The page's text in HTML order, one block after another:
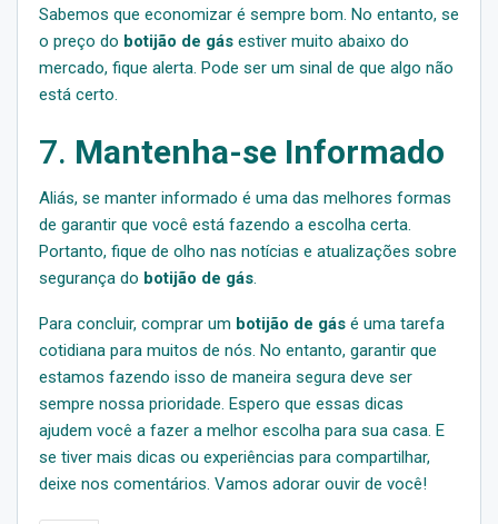
Sabemos que economizar é sempre bom. No entanto, se
o preço do botijão de gás estiver muito abaixo do
mercado, fique alerta. Pode ser um sinal de que algo não
está certo.
7. Mantenha-se Informado
Aliás, se manter informado é uma das melhores formas
de garantir que você está fazendo a escolha certa.
Portanto, fique de olho nas notícias e atualizações sobre
segurança do botijão de gás.
Para concluir, comprar um botijão de gás é uma tarefa
cotidiana para muitos de nós. No entanto, garantir que
estamos fazendo isso de maneira segura deve ser
sempre nossa prioridade. Espero que essas dicas
ajudem você a fazer a melhor escolha para sua casa. E
se tiver mais dicas ou experiências para compartilhar,
deixe nos comentários. Vamos adorar ouvir de você!